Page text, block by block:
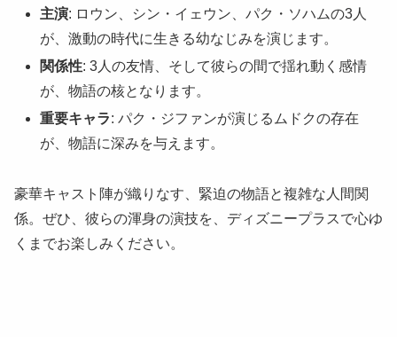
主演: ロウン、シン・イェウン、パク・ソハムの3人
が、激動の時代に生きる幼なじみを演じます。
関係性: 3人の友情、そして彼らの間で揺れ動く感情
が、物語の核となります。
重要キャラ: パク・ジファンが演じるムドクの存在
が、物語に深みを与えます。
豪華キャスト陣が織りなす、緊迫の物語と複雑な人間関
係。ぜひ、彼らの渾身の演技を、ディズニープラスで心ゆ
くまでお楽しみください。